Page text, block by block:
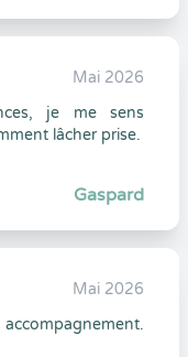
Mai 2026
je me sens
lâcher prise.
Gaspard
Mai 2026